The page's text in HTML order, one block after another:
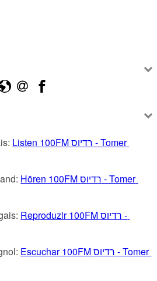
Listen 100FM רדיוס - Tomer
Hören 100FM רדיוס - Tomer
Reproduzir 100FM רדיוס -
Escuchar 100FM רדיוס - Tomer